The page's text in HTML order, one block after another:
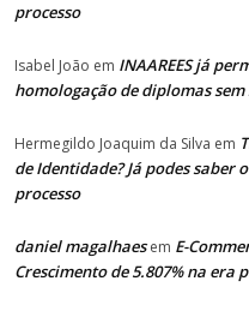
processo
Isabel João em INAAREES já
homologação de diplomas sem
Hermegildo Joaquim da Silva em
de Identidade? Já podes saber
processo
daniel magalhaesem E-
Crescimento de 5.807% na era